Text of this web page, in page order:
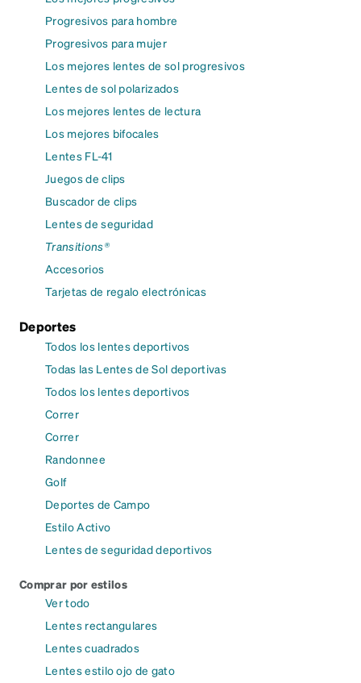
Progresivos para hombre
Progresivos para mujer
Los mejores lentes de sol progresivos
Lentes de sol polarizados
Los mejores lentes de lectura
Los mejores bifocales
Lentes FL-41
Juegos de clips
Buscador de clips
Lentes de seguridad
Transitions®
Accesorios
Tarjetas de regalo electrónicas
Deportes
Todos los lentes deportivos
Todas las Lentes de Sol deportivas
Todos los lentes deportivos
Correr
Correr
Randonnee
Golf
Deportes de Campo
Estilo Activo
Lentes de seguridad deportivos
Comprar por estilos
Ver todo
Lentes rectangulares
Lentes cuadrados
Lentes estilo ojo de gato